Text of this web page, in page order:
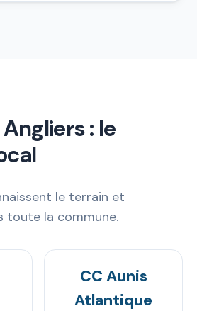
: le
le terrain et
toute la commune.
CC Aunis
Atlantique